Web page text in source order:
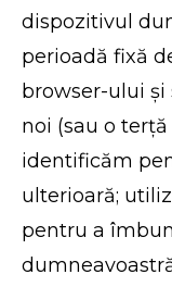
dispozitivul
perioadă fixă
browser-ului
noi (sau o
identificăm
ulterioară;
pentru a